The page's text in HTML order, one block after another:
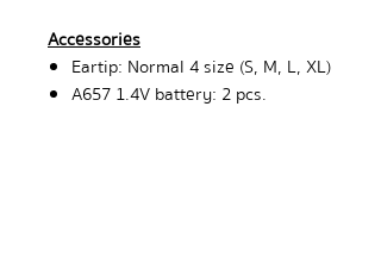
Accessories
Eartip: Normal 4 size (S, M, L, XL)
A657 1.4V battery: 2 pcs.